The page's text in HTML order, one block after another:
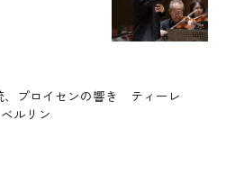
、プロイセンの響き ティーレ
ルリン